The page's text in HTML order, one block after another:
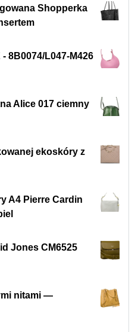
Shopperka
8B0074/L047-M426
Alice 017 ciemny
ekoskóry z
A4 Pierre Cardin
Jones CM6525
nitami —